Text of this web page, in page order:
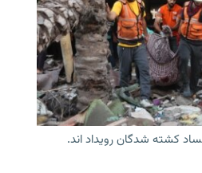
کشته شدگان رویداد اند.